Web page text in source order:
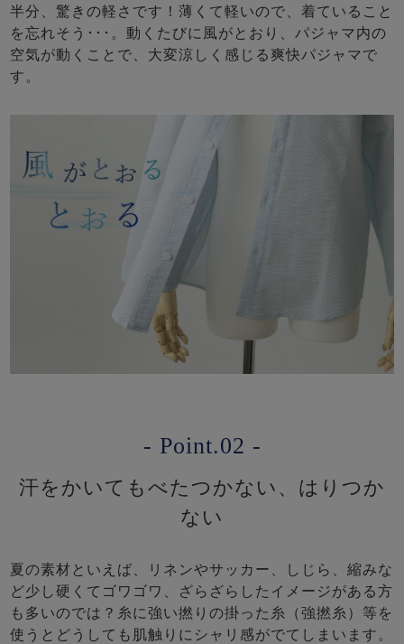
半分、驚きの軽さです！薄くて軽いので、着ていること
を忘れそう･･･。動くたびに風がとおり、パジャマ内の
空気が動くことで、大変涼しく感じる爽快パジャマで
す。
- Point.02 -
汗をかいてもべたつかない、はりつか
ない
夏の素材といえば、リネンやサッカー、しじら、縮みな
ど少し硬くてゴワゴワ、ざらざらしたイメージがある方
も多いのでは？糸に強い撚りの掛った糸（強撚糸）等を
使うとどうしても肌触りにシャリ感がでてしまいます。